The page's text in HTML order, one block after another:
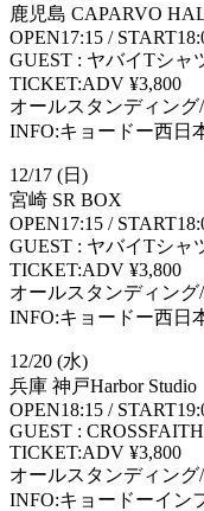
鹿児島 CAPARVO
OPEN17:15 /
GUEST : ヤバイTシャ
TICKET:ADV ¥3,800
オールスタンディング
INFO:キョードー西日
12/17 (日)
宮崎 SR BOX
OPEN17:15 /
GUEST : ヤバイTシャ
TICKET:ADV ¥3,800
オールスタンディング
INFO:キョードー西日
12/20 (水)
兵庫 神戸Harbor Studio
OPEN18:15 /
GUEST : CROSSFAITH
TICKET:ADV ¥3,800
オールスタンディング
INFO:キョードーイン